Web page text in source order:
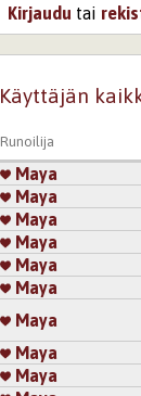
Kirjaudu tai
Käyttäjän
Runoilija
Maya
Maya
Maya
Maya
Maya
Maya
Maya
Maya
Maya